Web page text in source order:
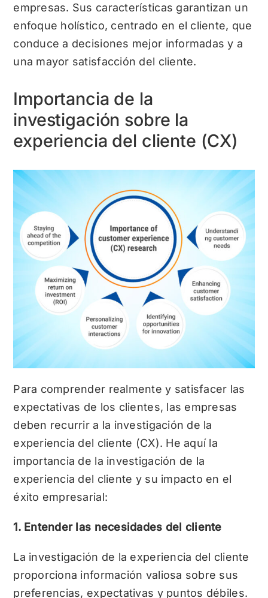
empresas. Sus características garantizan un
enfoque holístico, centrado en el cliente, que
conduce a decisiones mejor informadas y a
una mayor satisfacción del cliente.
Importancia de la
investigación sobre la
experiencia del cliente (CX)
Para comprender realmente y satisfacer las
expectativas de los clientes, las empresas
deben recurrir a la investigación de la
experiencia del cliente (CX). He aquí la
importancia de la investigación de la
experiencia del cliente y su impacto en el
éxito empresarial:
1. Entender las necesidades del cliente
La investigación de la experiencia del cliente
proporciona información valiosa sobre sus
preferencias, expectativas y puntos débiles.